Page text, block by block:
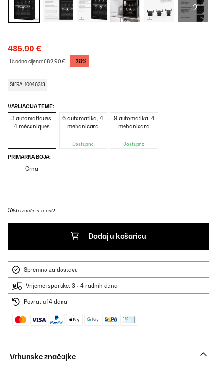
+2
485,90 €
Uvodna cijena:682,90 € -28%
ŠIFRA: 10046313
VARIJACIJA TEME:
3 automatiques,
4 mécaniques
6 automatika, 4
mehanicara
Dostupno
9 automatika, 4
mehanicara
Dostupno
PRIMARNA BOJA:
Crna
Što znače statusi?
Dodaj u košaricu
Spremno za dostavu
Vrijeme isporuke: 3 - 4 radnih dana
Povrat u 14 dana
Vrhunske značajke